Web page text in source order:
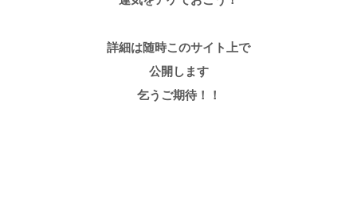
詳細は随時このサイト上で
公開します
乞うご期待！！